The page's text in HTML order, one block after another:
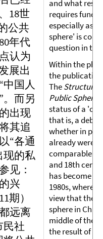
18世
公共
年代
认为
展出
国人
。而另
出现
其追
“各通
现的私
见：
兴
期）
远离
民社
and what
requires
especially as
sphere' is
question in the
Within the
the
TheStructural
Public Sphere
status of a
that is, a
whether in
already were
comparable to
and 18th
has become
1980s, where
view that the
sphere in
middle of the
the result of a